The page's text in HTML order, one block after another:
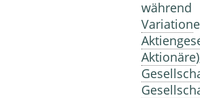
Variation
Aktionäre